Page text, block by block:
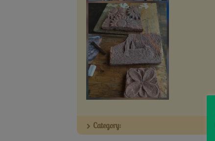
Category: